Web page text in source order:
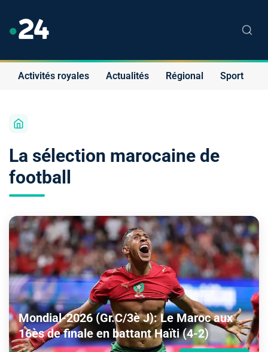
Activités royales Actualités Régional Sport
La sélection marocaine de
football
Mondial-2026 (Gr.C/3è J): Le Maroc aux
16ès de finale en battant Haïti (4-2)